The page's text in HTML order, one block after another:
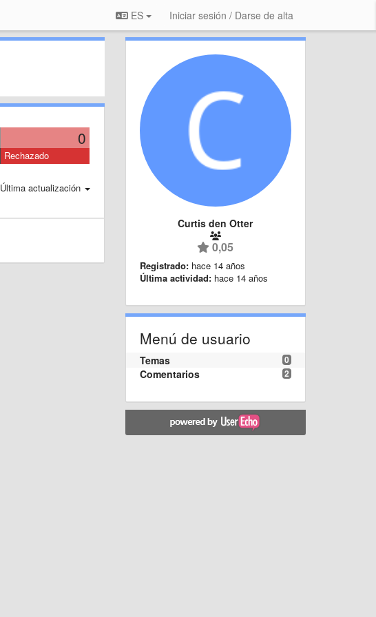
ES Iniciar sesión / Darse de alta
0
Rechazado
Última actualización
Curtis den Otter
0,05
Registrado: hace 14 años
Última actividad: hace 14 años
Menú de usuario
0
Temas
2
Comentarios